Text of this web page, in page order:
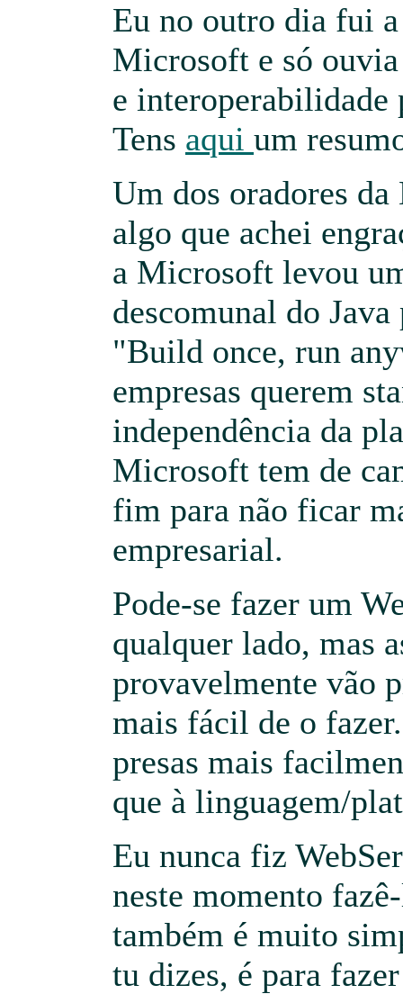
Eu no outro dia fui
Microsoft e só
e interoperabilidade
Tens aqui um
Um dos oradores
algo que achei
a Microsoft levou
descomunal do
"Build once, run
empresas querem
independência da
Microsoft tem de
fim para não ficar
empresarial.
Pode-se fazer um
qualquer lado, mas
provavelmente vão
mais fácil de o
presas mais
que à linguagem/
Eu nunca fiz
neste momento
também é muito
tu dizes, é para